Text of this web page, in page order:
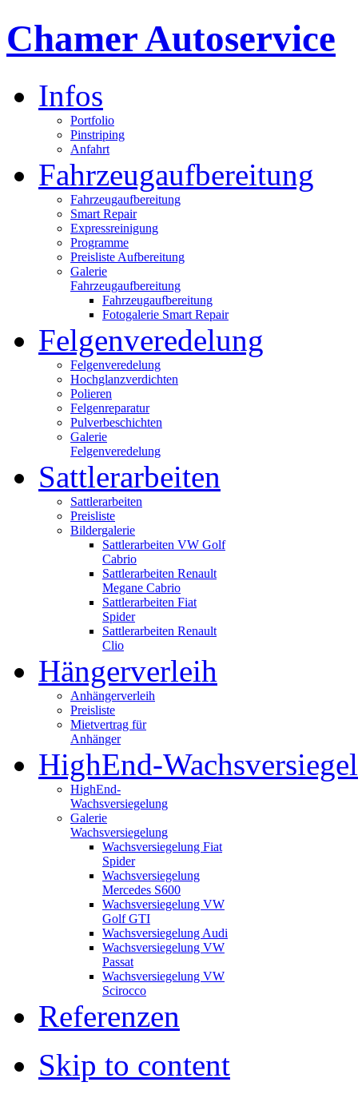
Chamer Autoservice
Infos
Portfolio
Pinstriping
Anfahrt
Fahrzeugaufbereitung
Fahrzeugaufbereitung
Smart Repair
Expressreinigung
Programme
Preisliste Aufbereitung
Galerie
Fahrzeugaufbereitung
Fahrzeugaufbereitung
Fotogalerie Smart Repair
Felgenveredelung
Felgenveredelung
Hochglanzverdichten
Polieren
Felgenreparatur
Pulverbeschichten
Galerie
Felgenveredelung
Sattlerarbeiten
Sattlerarbeiten
Preisliste
Bildergalerie
Sattlerarbeiten VW Golf
Cabrio
Sattlerarbeiten Renault
Megane Cabrio
Sattlerarbeiten Fiat
Spider
Sattlerarbeiten Renault
Clio
Hängerverleih
Anhängerverleih
Preisliste
Mietvertrag für
Anhänger
HighEnd-
HighEnd-
Wachsversiegelung
Galerie
Wachsversiegelung
Wachsversiegelung Fiat
Spider
Wachsversiegelung
Mercedes S600
Wachsversiegelung VW
Golf GTI
Wachsversiegelung Audi
Wachsversiegelung VW
Passat
Wachsversiegelung VW
Scirocco
Referenzen
Skip to content